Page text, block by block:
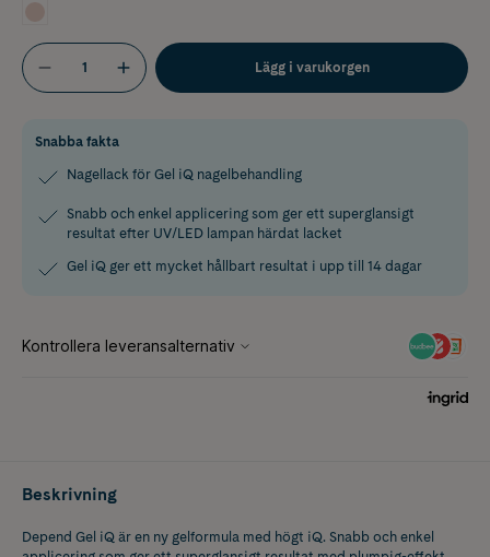
Lägg i varukorgen
Snabba fakta
Nagellack för Gel iQ nagelbehandling
Snabb och enkel applicering som ger ett superglansigt
resultat efter UV/LED lampan härdat lacket
Gel iQ ger ett mycket hållbart resultat i upp till 14 dagar
Beskrivning
Depend Gel iQ är en ny gelformula med högt iQ. Snabb och enkel